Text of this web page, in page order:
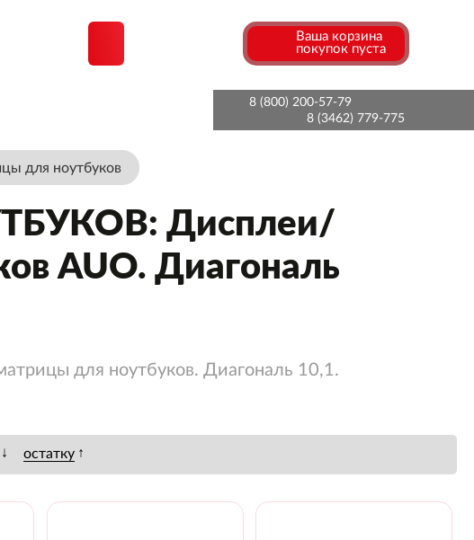
Ваша корзина
покупок пуста
8 (800) 200-57-79
8 (3462) 779-775
для ноутбуков
Дисплеи/
AUO. Диагональ
для ноутбуков. Диагональ 10,1.
↓ остатку ↑